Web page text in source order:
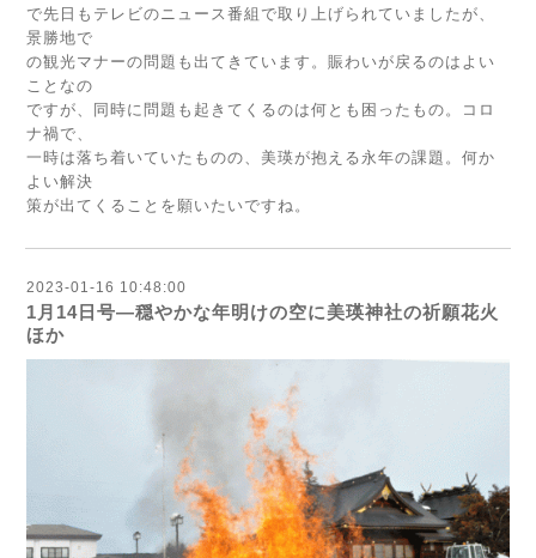
で先日もテレビのニュース番組で取り上げられていましたが、
景勝地で
の観光マナーの問題も出てきています。賑わいが戻るのはよい
ことなの
ですが、同時に問題も起きてくるのは何とも困ったもの。コロ
ナ禍で、
一時は落ち着いていたものの、美瑛が抱える永年の課題。何か
よい解決
策が出てくることを願いたいですね。
2023-01-16 10:48:00
1月14日号―穏やかな年明けの空に美瑛神社の祈願花火
ほか